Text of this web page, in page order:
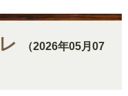
（2026年05月07